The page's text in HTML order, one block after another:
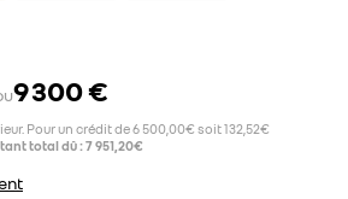
9 300 €
Pour un crédit de 6 500,00€ soit 132,52€
total dû : 7 951,20€